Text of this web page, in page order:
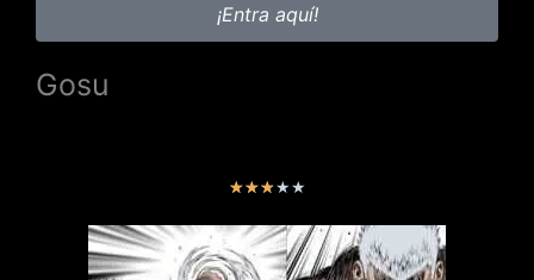
¡Entra aquí!
Gosu
★★★★★V
l
o